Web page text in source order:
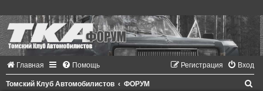
Главная Помощь Вход
Регистрация
Томский Клуб Автомобилистов ФОРУМ